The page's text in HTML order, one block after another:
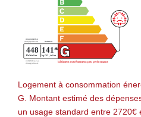
Logement à consommation
G. Montant estimé des
un usage standard entre 2720€